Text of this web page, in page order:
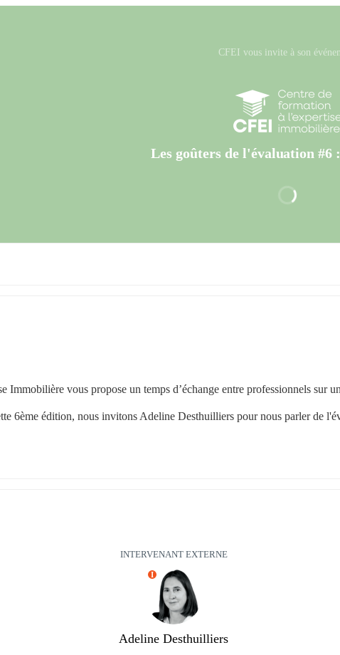
CFEI vous invite à son
Les goûters de l'évaluation #6
Immobilière vous propose un temps d’échange entre professionnels sur
6ème édition, nous invitons Adeline Desthuilliers pour nous parler de
INTERVENANT EXTERNE
I
Adeline Desthuilliers